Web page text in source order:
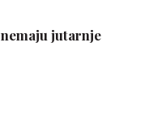
jutarnje